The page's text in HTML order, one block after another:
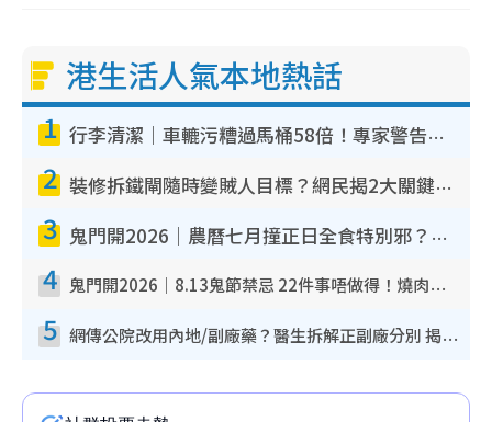
港生活人氣本地熱話
1 行李清潔｜車轆污糟過馬桶58倍！專家警告忌用酒精抹 教1招免污手除菌
2 裝修拆鐵閘隨時變賊人目標？網民揭2大關鍵用途：裝新式等於白裝？附新舊鐵閘分別
3 鬼門開2026｜農曆七月撞正日全食特別邪？專家警告切忌做一事！揭4大禁忌+2招保平安
4 鬼門開2026｜8.13鬼節禁忌 22件事唔做得！燒肉、刺身要少食？半夜勿吹口哨/打呢個電話
5 網傳公院改用內地/副廠藥？醫生拆解正副廠分別 揭4類人換藥隨時出事